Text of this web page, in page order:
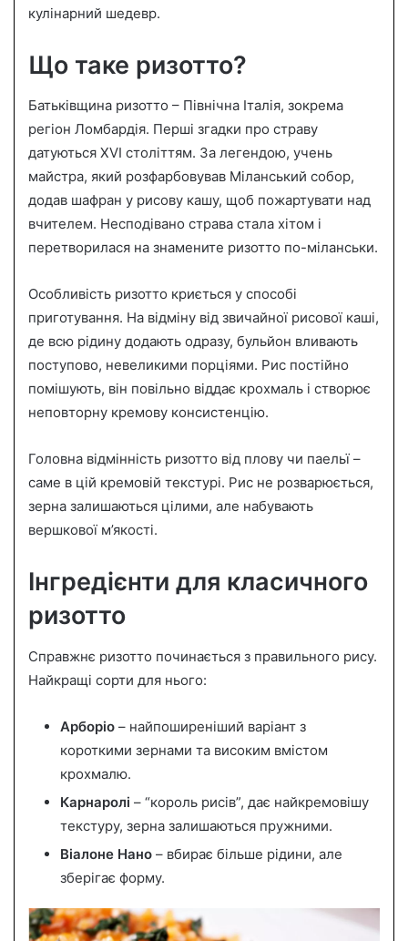
кулінарний шедевр.
Що таке ризотто?
Батьківщина ризотто – Північна Італія, зокрема
регіон Ломбардія. Перші згадки про страву
датуються XVI століттям. За легендою, учень
майстра, який розфарбовував Міланський собор,
додав шафран у рисову кашу, щоб пожартувати над
вчителем. Несподівано страва стала хітом і
перетворилася на знамените ризотто по-міланськи.
Особливість ризотто криється у способі
приготування. На відміну від звичайної рисової каші,
де всю рідину додають одразу, бульйон вливають
поступово, невеликими порціями. Рис постійно
помішують, він повільно віддає крохмаль і створює
неповторну кремову консистенцію.
Головна відмінність ризотто від плову чи паельї –
саме в цій кремовій текстурі. Рис не розварюється,
зерна залишаються цілими, але набувають
вершкової м’якості.
Інгредієнти для класичного
ризотто
Справжнє ризотто починається з правильного рису.
Найкращі сорти для нього:
Арборіо – найпоширеніший варіант з
короткими зернами та високим вмістом
крохмалю.
Карнаролі – “король рисів”, дає найкремовішу
текстуру, зерна залишаються пружними.
Віалоне Нано – вбирає більше рідини, але
зберігає форму.